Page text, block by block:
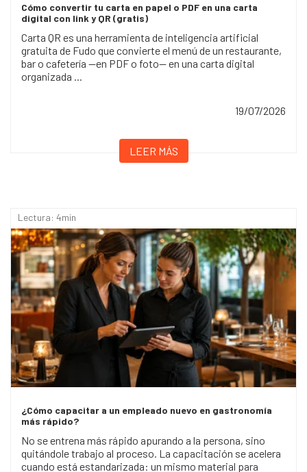
Cómo convertir tu carta en papel o PDF en una carta
digital con link y QR (gratis)
Carta QR es una herramienta de inteligencia artificial
gratuita de Fudo que convierte el menú de un restaurante,
bar o cafetería —en PDF o foto— en una carta digital
organizada ...
19/07/2026
LEER MÁS
Lectura: 4min
¿Cómo capacitar a un empleado nuevo en gastronomía
más rápido?
No se entrena más rápido apurando a la persona, sino
quitándole trabajo al proceso. La capacitación se acelera
cuando está estandarizada: un mismo material para